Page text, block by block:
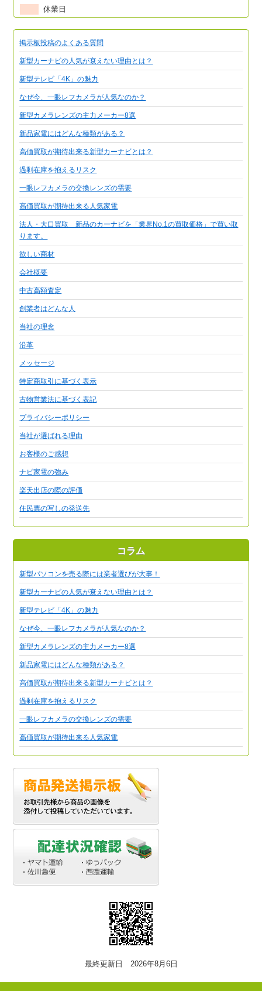
休業日
掲示板投稿のよくある質問
新型カーナビの人気が衰えない理由とは？
新型テレビ「4K」の魅力
なぜ今、一眼レフカメラが人気なのか？
新型カメラレンズの主力メーカー8選
新品家電にはどんな種類がある？
高価買取が期待出来る新型カーナビとは？
過剰在庫を抱えるリスク
一眼レフカメラの交換レンズの需要
高価買取が期待出来る人気家電
法人・大口買取 新品のカーナビを「業界No.1の買取価格」で買い取
ります。
欲しい商材
会社概要
中古高額査定
創業者はどんな人
当社の理念
沿革
メッセージ
特定商取引に基づく表示
古物営業法に基づく表記
プライバシーポリシー
当社が選ばれる理由
お客様のご感想
ナビ家電の強み
楽天出店の際の評価
住民票の写しの発送先
コラム
新型パソコンを売る際には業者選びが大事！
新型カーナビの人気が衰えない理由とは？
新型テレビ「4K」の魅力
なぜ今、一眼レフカメラが人気なのか？
新型カメラレンズの主力メーカー8選
新品家電にはどんな種類がある？
高価買取が期待出来る新型カーナビとは？
過剰在庫を抱えるリスク
一眼レフカメラの交換レンズの需要
高価買取が期待出来る人気家電
最終更新日 2026年8月6日